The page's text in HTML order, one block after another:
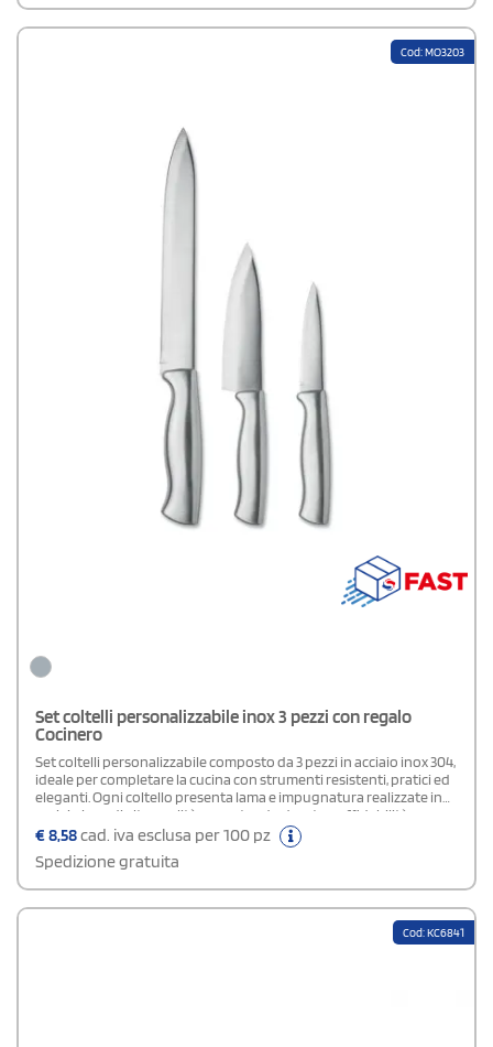
Cod: MO3203
Set coltelli personalizzabile inox 3 pezzi con regalo
Cocinero
Set coltelli personalizzabile composto da 3 pezzi in acciaio inox 304,
ideale per completare la cucina con strumenti resistenti, pratici ed
eleganti. Ogni coltello presenta lama e impugnatura realizzate in
acciaio inox di alta qualità, garantendo durata e affidabilità
nell’utilizzo quotidiano. Il design moderno si adatta a diversi stili di
cucina, mentre la confezione regalo inclusa rende il set una
soluzione raffinata per occasioni speciali. Perfetto come gadget
promozionale, regalo aziendale o merchandising dedicato al
€8,58cad. iva esclusa per 100 pz
Spedizione gratuita
Cod: KC6841